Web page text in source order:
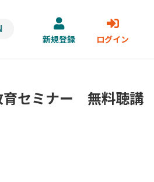
新規登録
ログイン
育セミナー 無料聴講